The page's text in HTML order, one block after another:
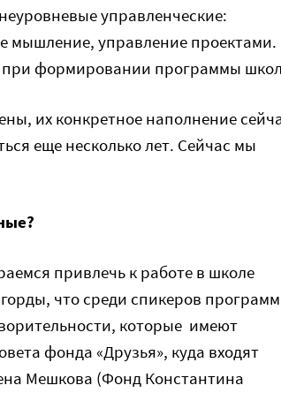
управленческие:
мышление, управление проектами.
формировании программы
их конкретное наполнение
еще несколько лет. Сейчас мы
привлечь к работе в школе
что среди спикеров
которые имеют
фонда «Друзья», куда входят
Мешкова (Фонд Константина